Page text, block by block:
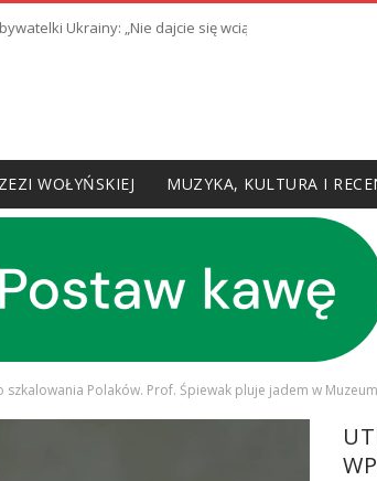
Ukrainy: „Nie dajcie się wciągnąć w prowokację”
WOŁYŃSKIEJ MUZYKA, KULTURA I
Polaków. Prof. Śpiewak pluje jadem w